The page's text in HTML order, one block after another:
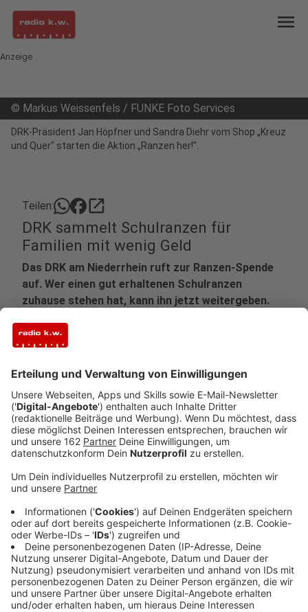
menu
Anzeige
© Markus Weissenfels / FUNKE Foto Services
DRK-Präsident Jan Höpfner und Sandra Diehr vom Shop „Kreuz
und Quer" starten die Aktion „Ranzen her!".
Teilen: open_in_new
DRK sammelt Schulranzen für
Familien mit wenig Geld
Das DRK am Niederrhein ruft zur Ranzen-Spende
auf. Wer einen gut erhaltenen Schulranzen
zuhause stehen hat, kann ihn jetzt weitergeben.
Veröffentlicht:
Das Deutsche Rote Kreuz am Niederrhein startet die
Aktion „Ranzen her!". Vom 4. bis 18. Mai werden gut
erhaltene Schulranzen gesammelt. Abgeben können
Sie Ihren Ranzen an zwei Stellen in Wesel. Zum einen
im Rotkreuz-Shop „Kreuz und Quer" in der
Apollopassage – montags bis samstags von 10 bis 13
Uhr. Zum anderen im DRK-Zentrum an der
Handwerkerstraße 5 – montags bis donnerstags von 8
bis 16 Uhr, freitags von 8 bis 13 Uhr. Der Ranzen soll
gut erhalten sein – so, dass man ihn selbst noch gern
benutzen würde. Ein neuer Schulranzen kostet heute
schnell zwischen 200 und 300 Euro. Für viele Familien